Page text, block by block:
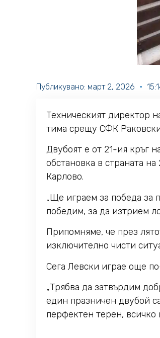
Публикувано: март 2, 2026
Техническият директор
тима срещу СФК
Двубоят е от 21-ия кръг
обстановка в страната
Карлово.
„Ще играем за победа за
победим, за да изтрием
Припомняме, че през
изключително чисти
Сега Левски играе още
„Трябва да затвърдим
един празничен двубой
перфектен терен,